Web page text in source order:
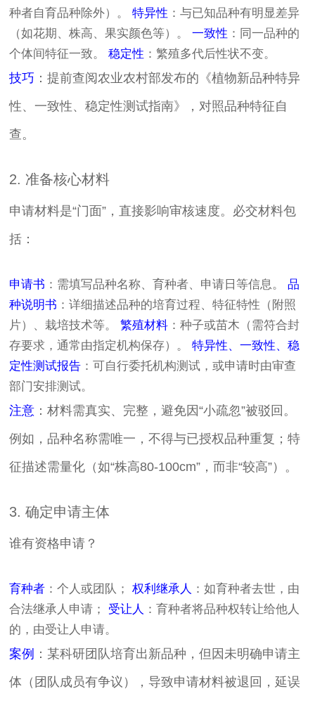
种者自育品种除外）。特异性 ：与已知品种有明显差异
（如花期、株高、果实颜色等）。一致性 ：同一品种的
个体间特征一致。稳定性 ：繁殖多代后性状不变。
技巧 ：提前查阅农业农村部发布的《植物新品种特异
性、一致性、稳定性测试指南》，对照品种特征自
查。
2. 准备核心材料
申请材料是“门面”，直接影响审核速度。必交材料包
括：
申请书 ：需填写品种名称、育种者、申请日等信息。品
种说明书 ：详细描述品种的培育过程、特征特性（附照
片）、栽培技术等。繁殖材料 ：种子或苗木（需符合封
存要求，通常由指定机构保存）。特异性、一致性、稳
定性测试报告 ：可自行委托机构测试，或申请时由审查
部门安排测试。
注意 ：材料需真实、完整，避免因“小疏忽”被驳回。
例如，品种名称需唯一，不得与已授权品种重复；特
征描述需量化（如“株高80-100cm”，而非“较高”）。
3. 确定申请主体
谁有资格申请？
育种者 ：个人或团队；权利继承人 ：如育种者去世，由
合法继承人申请； 受让人 ：育种者将品种权转让给他人
的，由受让人申请。
案例 ：某科研团队培育出新品种，但因未明确申请主
体（团队成员有争议），导致申请材料被退回，延误